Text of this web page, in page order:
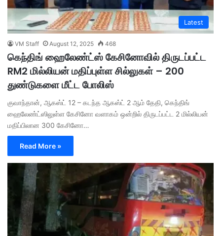
Latest
VM Staff August 12, 2025 468
கெந்திங் ஹைலேண்ட்ஸ் கேசினோவில் திருடப்பட்ட
RM2 மில்லியன் மதிப்புள்ள சில்லுகள் – 200
துண்டுகளை மீட்ட போலிஸ்
குவாந்தான், ஆகஸ்ட் 12 – கடந்த ஆகஸ்ட் 2 ஆம் தேதி, கெந்திங்
ஹைலேண்ட்ஸிலுள்ள கேசினோ வளாகம் ஒன்றில் திருடப்பட்ட 2 மில்லியன்
மதிப்பிலான 300 கேசினோ…
Read More »